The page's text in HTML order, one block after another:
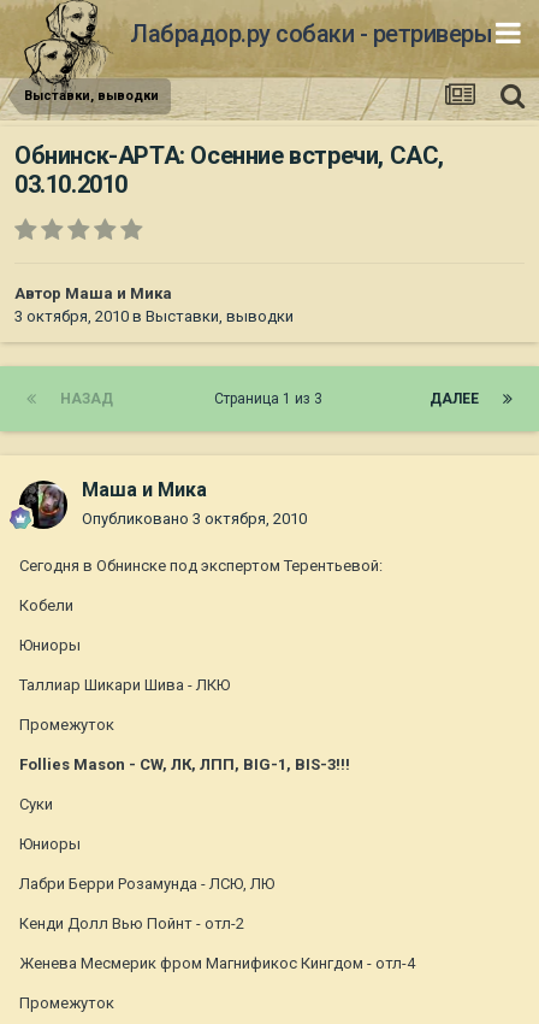
Лабрадор.ру собаки - ретриверы
Выставки, выводки
Обнинск-АРТА: Осенние встречи, САС,
03.10.2010
Автор Маша и Мика
3 октября, 2010 в Выставки, выводки
НАЗАД ДАЛЕЕ
Страница 1 из 3
Маша и Мика
Опубликовано 3 октября, 2010
Сегодня в Обнинске под экспертом Терентьевой:
Кобели
Юниоры
Таллиар Шикари Шива - ЛКЮ
Промежуток
Follies Mason - СW, ЛК, ЛПП, BIG-1, BIS-3!!!
Суки
Юниоры
Лабри Берри Розамунда - ЛСЮ, ЛЮ
Кенди Долл Вью Пойнт - отл-2
Женева Месмерик фром Магнификос Кингдом - отл-4
Промежуток